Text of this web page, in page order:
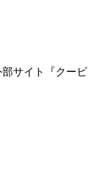
サイト『クービ